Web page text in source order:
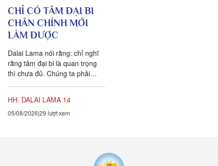
CHỈ CÓ TÂM ĐẠI BI
CHÂN CHÍNH MỚI
LÀM ĐƯỢC
Dalai Lama nói rằng: chỉ nghĩ
rằng tâm đại bi là quan trọng
thì chưa đủ. Chúng ta phải
HH. DALAI LAMA 14
05/08/2026 29 lượt xem